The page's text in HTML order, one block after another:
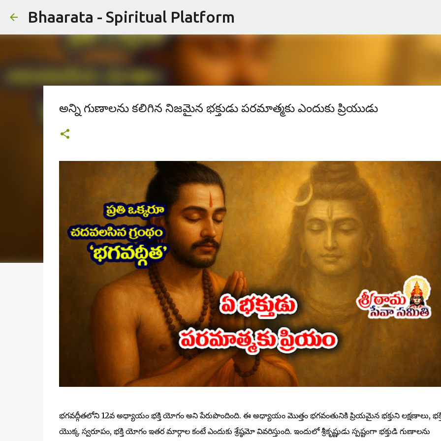
Bhaarata - Spiritual Platform
అన్ని గుణాలను కలిగిన నిజమైన భక్తుడు పరమాత్మకు ఎందుకు ప్రియుడు
భగవద్గీతలోని 12వ అధ్యాయం భక్తి యోగం అని పేరుపొందింది. ఈ అధ్యాయం మొత్తం భగవంతునికి ప్రియమైన భక్తుని లక్షణాలు,
యొక్క స్వరూపం, భక్తి యోగం ఇతర మార్గాల కంటే ఎందుకు శ్రేష్ఠమో వివరిస్తుంది. ఇందులో శ్రీకృష్ణుడు స్పష్టంగా భక్తుడి గుణాలను